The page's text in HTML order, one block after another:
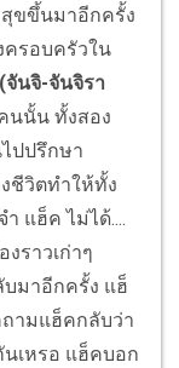
ขขึ้นมาอีกครั้ง
ครอบครัวใน
จันจิ-จันจิรา
นนั้น ทั้งสอง
ปปรึกษา
ชีวิตทำให้ทั้ง
แฮ็ค ไม่ได้....
ราวเก่าๆ
มาอีกครั้ง แฮ็
ามแฮ็คกลับว่า
นเหรอ แฮ็คบอก